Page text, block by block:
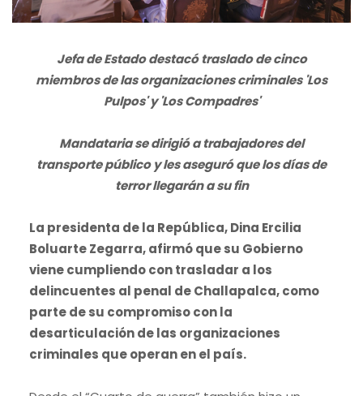
Jefa de Estado destacó traslado de cinco
miembros de las organizaciones criminales 'Los
Pulpos' y 'Los Compadres'
Mandataria se dirigió a trabajadores del
transporte público y les aseguró que los días de
terror llegarán a su fin
La presidenta de la República, Dina Ercilia
Boluarte Zegarra, afirmó que su Gobierno
viene cumpliendo con trasladar a los
delincuentes al penal de Challapalca, como
parte de su compromiso con la
desarticulación de las organizaciones
criminales que operan en el país.